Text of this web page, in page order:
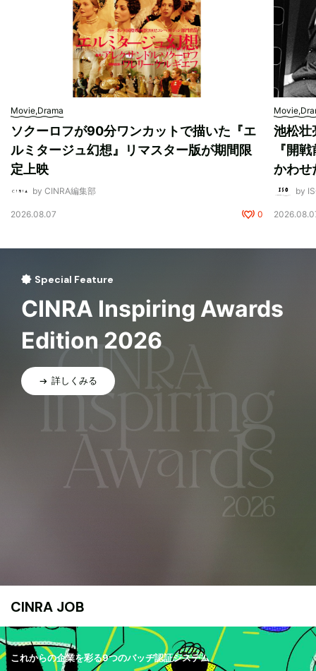
Movie,Drama
ソクーロフが90分ワンカットで描いた『エ
ルミタージュ幻想』リマスター版が期間限
定上映
by CINRA編集部
2026.08.07 0
池松壮
『開
かわせ
by
Special Feature
CINRA Inspiring Awards
Edition 2026
詳しくみる
CINRA JOB
これからの企業を彩る9つのバッヂ認証システム